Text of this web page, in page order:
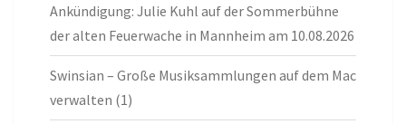
Ankündigung: Julie Kuhl auf der Sommerbühne
der alten Feuerwache in Mannheim am 10.08.2026
Swinsian – Große Musiksammlungen auf dem Mac
verwalten (1)